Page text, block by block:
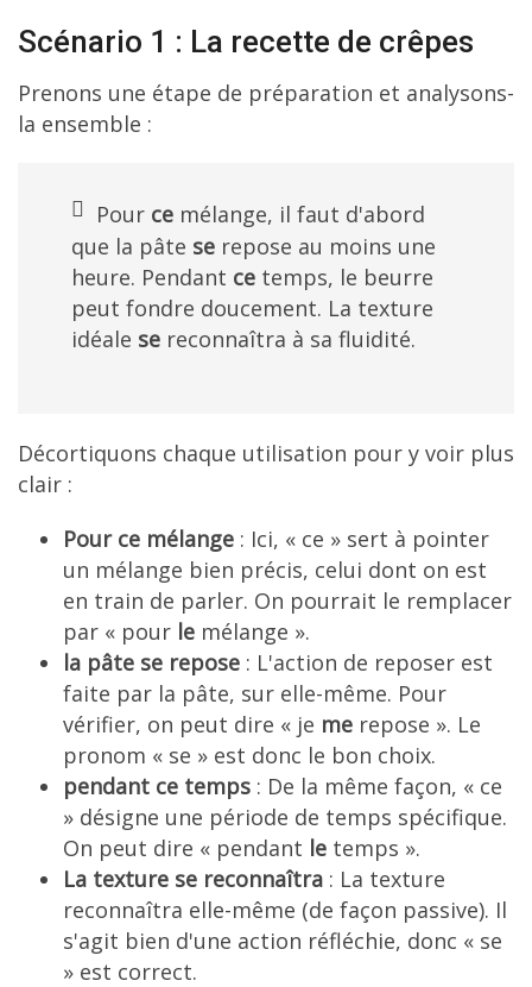
Scénario 1 : La recette de crêpes
Prenons une étape de préparation et analysons-
la ensemble :
Pour ce mélange, il faut d'abord
que la pâte se repose au moins une
heure. Pendant ce temps, le beurre
peut fondre doucement. La texture
idéale se reconnaîtra à sa fluidité.
Décortiquons chaque utilisation pour y voir plus
clair :
Pour ce mélange : Ici, « ce » sert à pointer
un mélange bien précis, celui dont on est
en train de parler. On pourrait le remplacer
par « pour le mélange ».
la pâte se repose : L'action de reposer est
faite par la pâte, sur elle-même. Pour
vérifier, on peut dire « je me repose ». Le
pronom « se » est donc le bon choix.
pendant ce temps : De la même façon, « ce
» désigne une période de temps spécifique.
On peut dire « pendant le temps ».
La texture se reconnaîtra : La texture
reconnaîtra elle-même (de façon passive). Il
s'agit bien d'une action réfléchie, donc « se
» est correct.